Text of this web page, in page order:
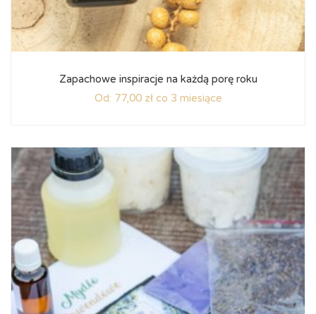
Zapachowe inspiracje na każdą porę roku
Od: 77,00 zł co 3 miesiące